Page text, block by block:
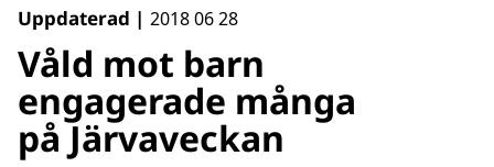
Uppdaterad | 2018 06 28
Våld mot barn
engagerade många
på Järvaveckan